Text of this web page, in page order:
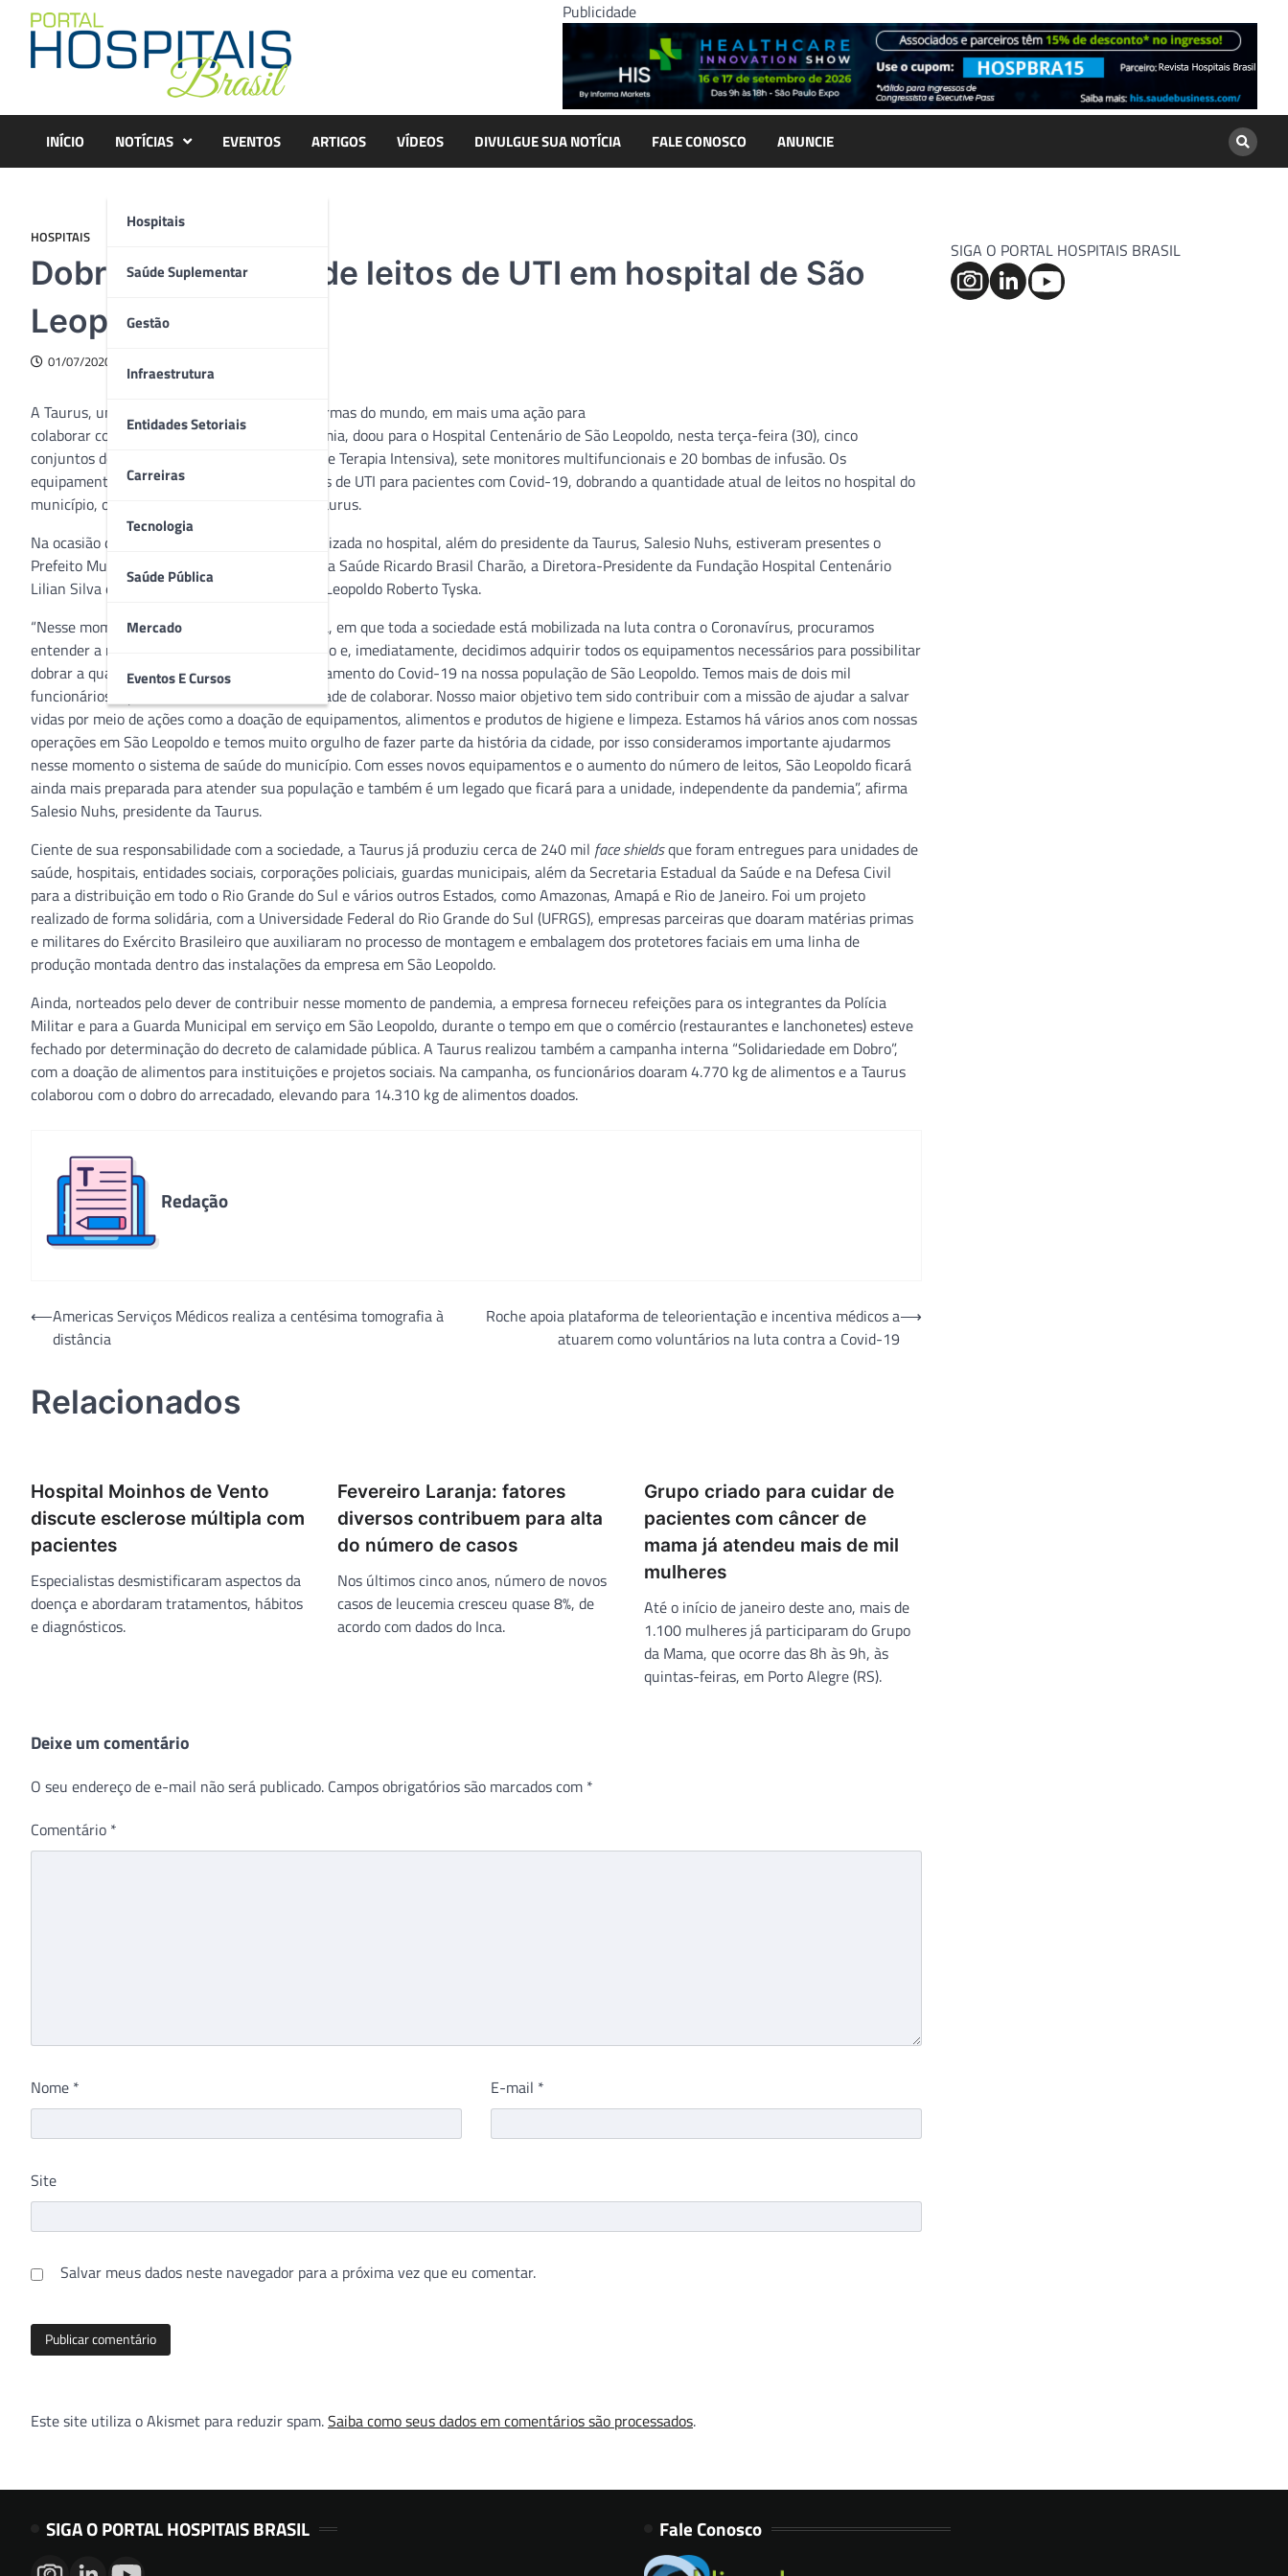
content
Publicidade
INÍCIO NOTÍCIAS
Hospitais
Saúde Suplementar
Gestão
Infraestrutura
Entidades Setoriais
Carreiras
Tecnologia
Saúde Pública
Mercado
Eventos E Cursos
EVENTOS ARTIGOS VÍDEOS DIVULGUE SUA NOTÍCIA FALE CONOSCO ANUNCIE
HOSPITAIS
Dobra capacidade de leitos de UTI em hospital de São
Leopoldo
01/07/2020
A Taurus, uma das principais fabricantes de armas do mundo, em mais uma ação para
colaborar com esse momento difícil de pandemia, doou para o Hospital Centenário de São Leopoldo, nesta terça-feira (30), cinco
conjuntos de respiradores para UTI (Unidade de Terapia Intensiva), sete monitores multifuncionais e 20 bombas de infusão. Os
equipamentos permitirão abrir 10 novos leitos de UTI para pacientes com Covid-19, dobrando a quantidade atual de leitos no hospital do
município, onde está localizada a fábrica da Taurus.
Na ocasião da entrega dos equipamentos, realizada no hospital, além do presidente da Taurus, Salesio Nuhs, estiveram presentes o
Prefeito Municipal Ary Vanazzi, o Secretário da Saúde Ricardo Brasil Charão, a Diretora-Presidente da Fundação Hospital Centenário
Lilian Silva e o coordenador do Samu em São Leopoldo Roberto Tyska.
“Nesse momento difícil, de bandeira vermelha, em que toda a sociedade está mobilizada na luta contra o Coronavírus, procuramos
entender a necessidade do Hospital Centenário e, imediatamente, decidimos adquirir todos os equipamentos necessários para possibilitar
dobrar a quantidade de leitos de UTI para tratamento do Covid-19 na nossa população de São Leopoldo. Temos mais de dois mil
funcionários aqui, isso aumenta a nossa vontade de colaborar. Nosso maior objetivo tem sido contribuir com a missão de ajudar a salvar
vidas por meio de ações como a doação de equipamentos, alimentos e produtos de higiene e limpeza. Estamos há vários anos com nossas
operações em São Leopoldo e temos muito orgulho de fazer parte da história da cidade, por isso consideramos importante ajudarmos
nesse momento o sistema de saúde do município. Com esses novos equipamentos e o aumento do número de leitos, São Leopoldo ficará
ainda mais preparada para atender sua população e também é um legado que ficará para a unidade, independente da pandemia”, afirma
Salesio Nuhs, presidente da Taurus.
Ciente de sua responsabilidade com a sociedade, a Taurus já produziu cerca de 240 mil face shieldsque foram entregues para unidades de
saúde, hospitais, entidades sociais, corporações policiais, guardas municipais, além da Secretaria Estadual da Saúde e na Defesa Civil
para a distribuição em todo o Rio Grande do Sul e vários outros Estados, como Amazonas, Amapá e Rio de Janeiro. Foi um projeto
realizado de forma solidária, com a Universidade Federal do Rio Grande do Sul (UFRGS), empresas parceiras que doaram matérias primas
e militares do Exército Brasileiro que auxiliaram no processo de montagem e embalagem dos protetores faciais em uma linha de
produção montada dentro das instalações da empresa em São Leopoldo.
Ainda, norteados pelo dever de contribuir nesse momento de pandemia, a empresa forneceu refeições para os integrantes da Polícia
Militar e para a Guarda Municipal em serviço em São Leopoldo, durante o tempo em que o comércio (restaurantes e lanchonetes) esteve
fechado por determinação do decreto de calamidade pública. A Taurus realizou também a campanha interna “Solidariedade em Dobro”,
com a doação de alimentos para instituições e projetos sociais. Na campanha, os funcionários doaram 4.770 kg de alimentos e a Taurus
colaborou com o dobro do arrecadado, elevando para 14.310 kg de alimentos doados.
Redação
Navegação
⟵Americas Serviços Médicos realiza a centésima tomografia à
distância
Roche apoia plataforma de teleorientação e incentiva médicos a
atuarem como voluntários na luta contra a Covid-19
⟶
Relacionados
Hospital Moinhos de Vento
discute esclerose múltipla com
pacientes
Especialistas desmistificaram aspectos da
doença e abordaram tratamentos, hábitos
e diagnósticos.
Fevereiro Laranja: fatores
diversos contribuem para alta
do número de casos
Nos últimos cinco anos, número de novos
casos de leucemia cresceu quase 8%, de
acordo com dados do Inca.
Grupo criado para cuidar de
pacientes com câncer de
mama já atendeu mais de mil
mulheres
Até o início de janeiro deste ano, mais de
1.100 mulheres já participaram do Grupo
da Mama, que ocorre das 8h às 9h, às
quintas-feiras, em Porto Alegre (RS).
Deixe um comentário
O seu endereço de e-mail não será publicado. Campos obrigatórios são marcados com *
Comentário *
Nome * E-mail *
Site
Salvar meus dados neste navegador para a próxima vez que eu comentar.
Este site utiliza o Akismet para reduzir spam.Saiba como seus dados em comentários são processados.
SIGA O PORTAL HOSPITAIS BRASIL
SIGA O PORTAL HOSPITAIS BRASIL Fale Conosco